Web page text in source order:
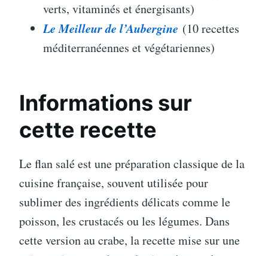
verts, vitaminés et énergisants)
Le Meilleur de l’Aubergine (10 recettes
méditerranéennes et végétariennes)
Informations sur
cette recette
Le flan salé est une préparation classique de la
cuisine française, souvent utilisée pour
sublimer des ingrédients délicats comme le
poisson, les crustacés ou les légumes. Dans
cette version au crabe, la recette mise sur une